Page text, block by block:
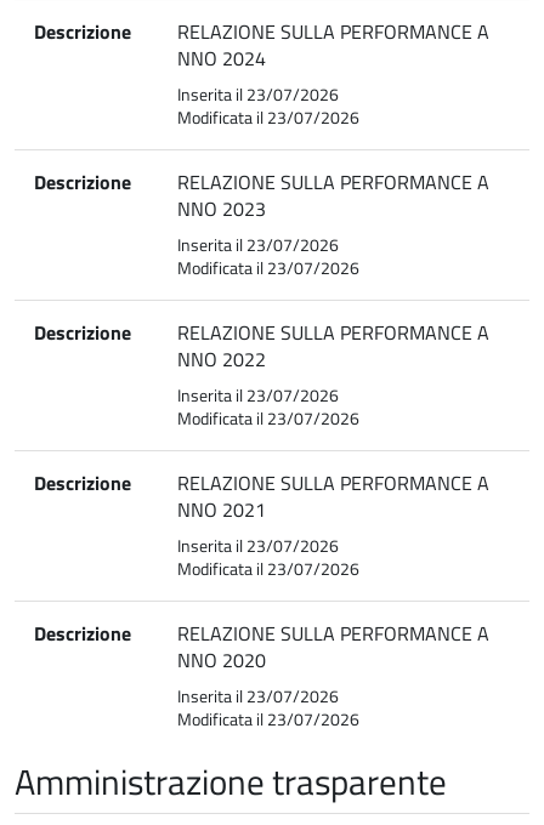
Descrizione
RELAZIONE SULLA PERFORMANCE A
NNO 2024
Inserita il 23/07/2026
Modificata il 23/07/2026
Descrizione
RELAZIONE SULLA PERFORMANCE A
NNO 2023
Inserita il 23/07/2026
Modificata il 23/07/2026
Descrizione
RELAZIONE SULLA PERFORMANCE A
NNO 2022
Inserita il 23/07/2026
Modificata il 23/07/2026
Descrizione
RELAZIONE SULLA PERFORMANCE A
NNO 2021
Inserita il 23/07/2026
Modificata il 23/07/2026
Descrizione
RELAZIONE SULLA PERFORMANCE A
NNO 2020
Inserita il 23/07/2026
Modificata il 23/07/2026
Amministrazione trasparente